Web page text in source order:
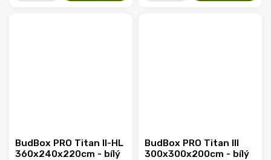
BudBox PRO Titan II-HL
360x240x220cm - bílý
BudBox PRO Titan III
300x300x200cm - bílý